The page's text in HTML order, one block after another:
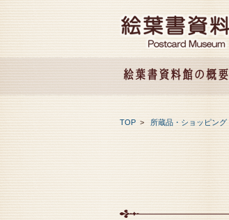
絵葉書資料館の概要
TOP > 所蔵品・ショッピング